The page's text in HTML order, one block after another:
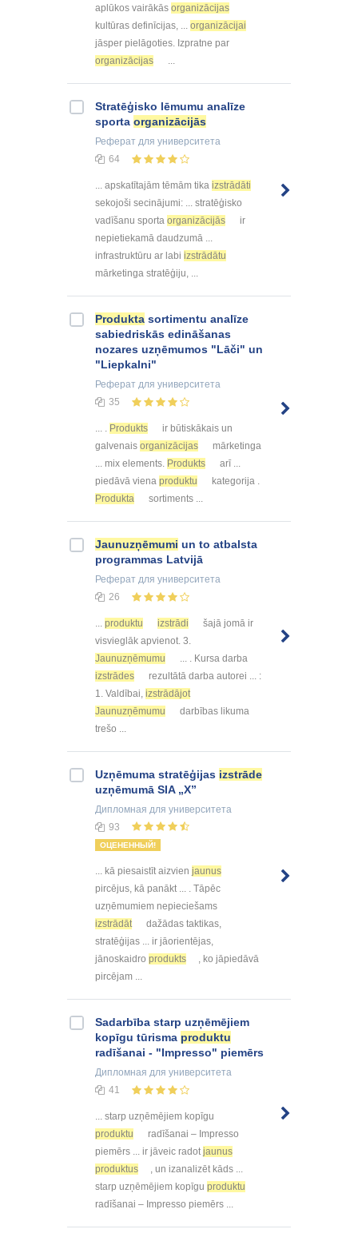
aplūkos vairākās organizācijas
kultūras definīcijas, ... organizācijai
jāsper pielāgoties. Izpratne par
organizācijas
...
Stratēģisko lēmumu analīze
sporta organizācijās
Реферат для университета
64
... apskatītajām tēmām tika izstrādāti
sekojoši secinājumi: ... stratēģisko
vadīšanu sporta organizācijās
ir
nepietiekamā daudzumā ...
infrastruktūru ar labi izstrādātu
mārketinga stratēģiju, ...
Produkta sortimentu analīze
sabiedriskās edināšanas
nozares uzņēmumos "Lāči" un
"Liepkalni"
Реферат для университета
35
Produkts
ir būtiskākais un
galvenais organizācijas
mārketinga
... mix elements. Produkts
arī ...
piedāvā viena produktu
kategorija .
Produkta
sortiments ...
Jaunuzņēmumi un to atbalsta
programmas Latvijā
Реферат для университета
26
produktu izstrādi
šajā jomā ir
visvieglāk apvienot. 3.
Jaunuzņēmumu
... . Kursa darba
izstrādes
rezultātā darba autorei ... :
1. Valdībai, izstrādājot
Jaunuzņēmumu
darbības likuma
trešo ...
Uzņēmuma stratēģijas izstrāde
uzņēmumā SIA „X”
Дипломная для университета
93
ОЦЕНЕННЫЙ!
... kā piesaistīt aizvien jaunus
pircējus, kā panākt ... . Tāpēc
uzņēmumiem nepieciešams
izstrādāt
dažādas taktikas,
stratēģijas ... ir jāorientējas,
jānoskaidro produkts
, ko jāpiedāvā
pircējam ...
Sadarbība starp uzņēmējiem
kopīgu tūrisma produktu
radīšanai - "Impresso" piemērs
Дипломная для университета
41
... starp uzņēmējiem kopīgu
produktu
radīšanai – Impresso
piemērs ... ir jāveic radotjaunus
produktus
, un izanalizēt kāds ...
starp uzņēmējiem kopīgu produktu
radīšanai – Impresso piemērs ...